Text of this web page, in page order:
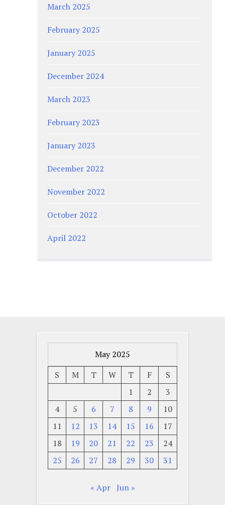
March 2025
February 2025
January 2025
December 2024
March 2023
February 2023
January 2023
December 2022
November 2022
October 2022
April 2022
May 2025
S
M T W T F
S
1
2
3
4
5 6 7 8 9
10
11
12 13 14 15 16
17
18
19 20 21 22 23
24
25
26 27 28 29 30 31
« Apr Jun »